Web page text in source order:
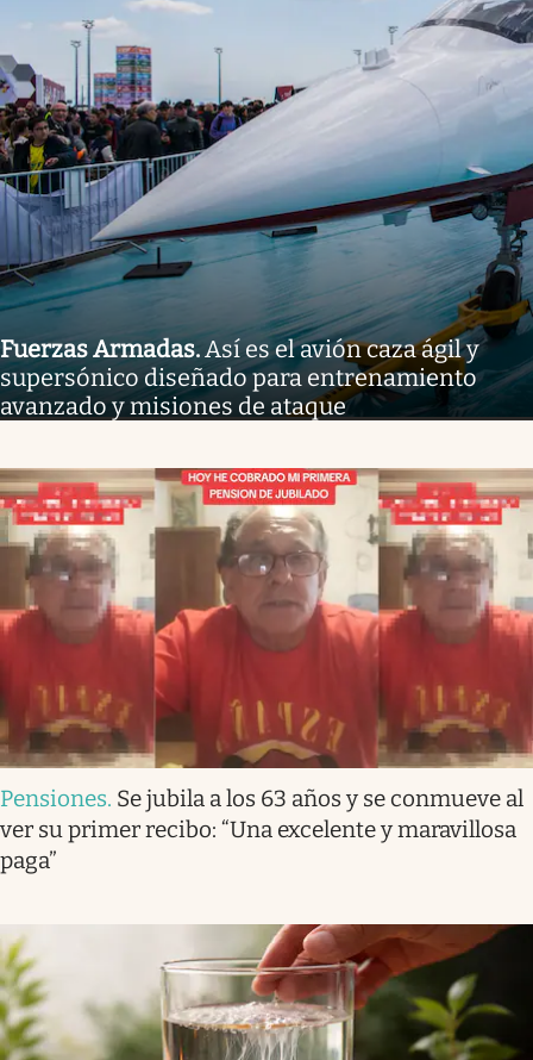
Fuerzas Armadas.Así es el avión caza ágil y
supersónico diseñado para entrenamiento
avanzado y misiones de ataque
Pensiones. Se jubila a los 63 años y se conmueve al
ver su primer recibo: “Una excelente y maravillosa
paga”